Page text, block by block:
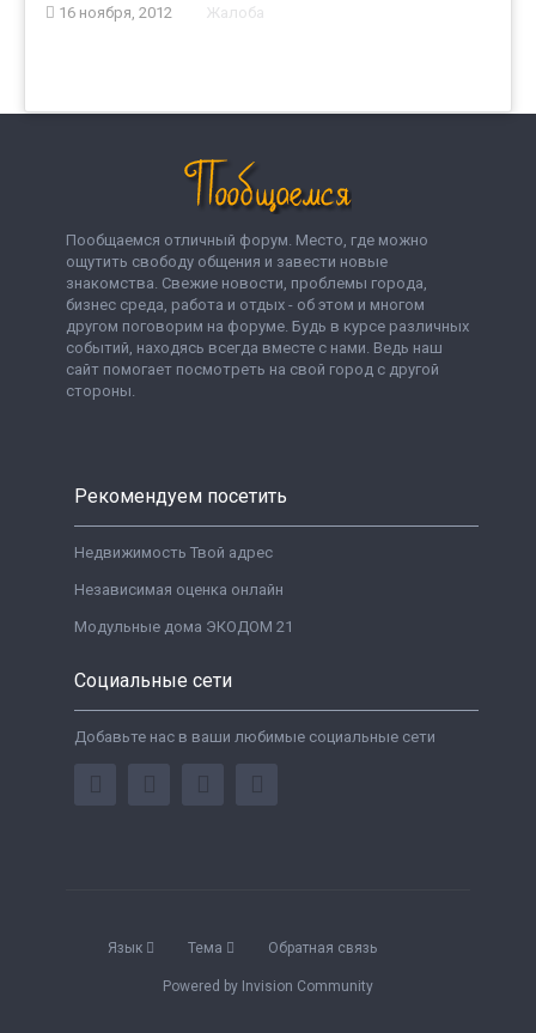
16 ноября, 2012 Жалоба
Пообщаемся отличный форум. Место, где можно
ощутить свободу общения и завести новые
знакомства. Свежие новости, проблемы города,
бизнес среда, работа и отдых - об этом и многом
другом поговорим на форуме. Будь в курсе различных
событий, находясь всегда вместе с нами. Ведь наш
сайт помогает посмотреть на свой город с другой
стороны.
Рекомендуем посетить
Недвижимость Твой адрес
Независимая оценка онлайн
Модульные дома ЭКОДОМ 21
Социальные сети
Добавьте нас в ваши любимые социальные сети
Язык Тема Обратная связь
Powered by Invision Community